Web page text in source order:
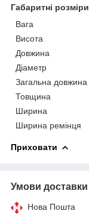
Габаритні розміри
Вага
Висота
Довжина
Діаметр
Загальна довжина
Товщина
Ширина
Ширина ремінця
Приховати
Умови доставки
Нова Пошта